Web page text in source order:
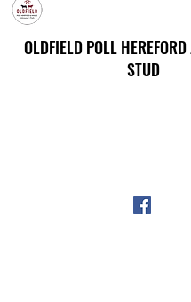
OLDFIELD POLL
STUD